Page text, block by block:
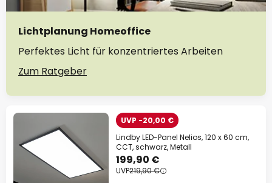
Lichtplanung Homeoffice
Perfektes Licht für konzentriertes Arbeiten
Zum Ratgeber
UVP -20,00 €
Lindby LED-Panel Nelios, 120 x 60 cm,
CCT, schwarz, Metall
199,90 €
UVP219,90 €